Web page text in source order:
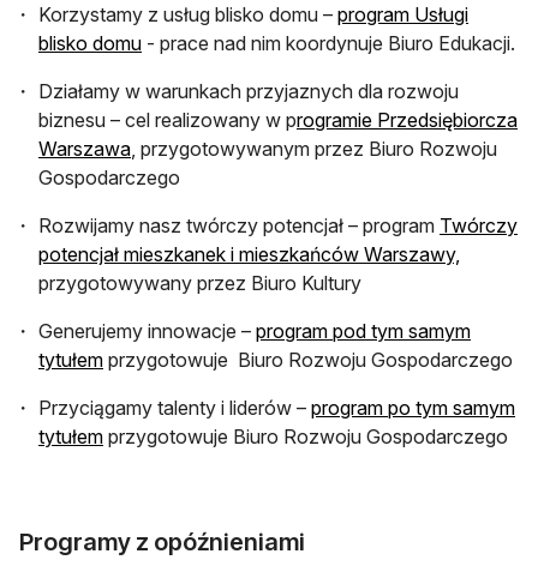
Korzystamy z usług blisko domu – program Usługi
blisko domuotwiera się w nowej karcie
- prace nad nim koordynuje Biuro Edukacji.
Działamy w warunkach przyjaznych dla rozwoju
biznesu – cel realizowany w programie Przedsiębiorcza
Warszawaotwiera się w nowej karcie
, przygotowywanym przez Biuro Rozwoju
Gospodarczego
Rozwijamy nasz twórczy potencjał – program Twórczy
potencjał mieszkanek i mieszkańców Warszawy,
przygotowywany przez Biuro Kultury
Generujemy innowacje – program pod tym samym
tytułemotwiera się w nowej karcie
przygotowuje Biuro Rozwoju Gospodarczego
Przyciągamy talenty i liderów – program po tym samym
tytułemotwiera się w nowej karcie
przygotowuje Biuro Rozwoju Gospodarczego
Programy z opóźnieniami